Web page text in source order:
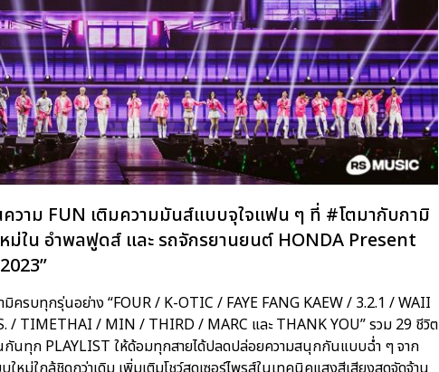
วาม FUN เติมความมันส์แบบจุใจแฟน ๆ ที่ #โตมากับกามิ
ม่ใน อำพลฟูดส์ และ รถจักรยานยนต์ HONDA Present
ครบทุกรุ่นอย่าง “FOUR / K-OTIC / FAYE FANG KAEW / 3.2.1 / WAII
/ TIMETHAI / MIN / THIRD / MARC และ THANK YOU” รวม 29 ชีวิต
กันทุก PLAYLIST ให้ด้อมทุกสายได้ปลดปล่อยความสนุกกันแบบฉ่ำ ๆ จาก